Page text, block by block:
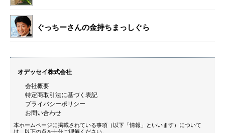
ぐっちーさんの金持ちまっしぐら
オデッセイ株式会社
会社概要
特定商取引法に基づく表記
プライバシーポリシー
お問い合わせ
本ホームページに掲載されている事項（以下「情報」といいます）について
は、以下の点を十分ご理解ください。